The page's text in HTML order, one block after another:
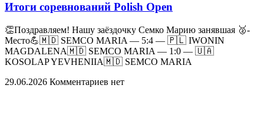
Итоги соревнований Polish Open
👏Поздравляем! Нашу заёздочку Семко Марию занявшая 🥈-
Место💪🇲🇩 SEMCO MARIA — 5:4 — 🇵🇱 IWONIN
MAGDALENA🇲🇩 SEMCO MARIA — 1:0 — 🇺🇦
KOSOLAP YEVHENIIA🇲🇩 SEMCO MARIA
29.06.2026 Комментариев нет